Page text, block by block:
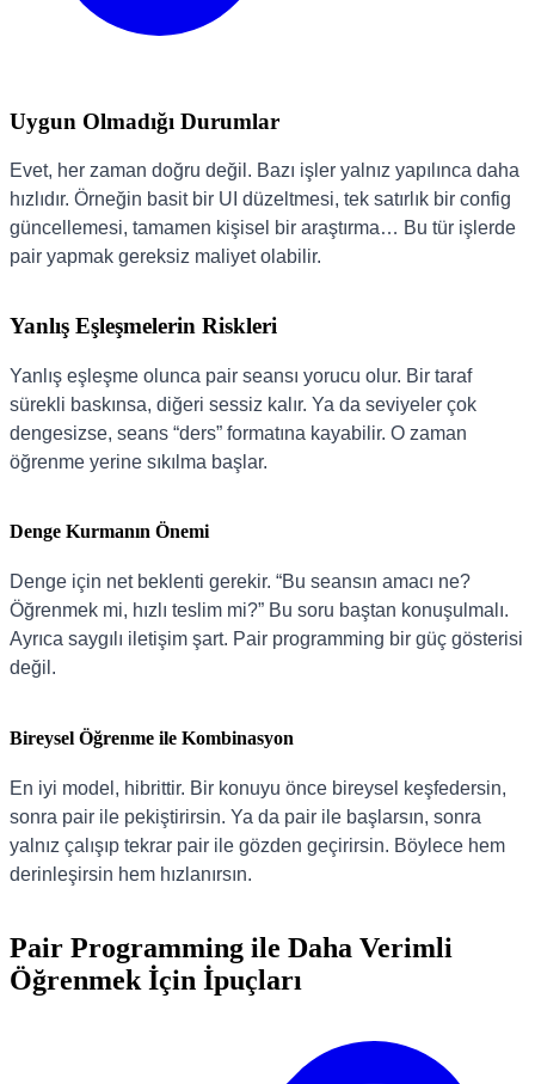
Uygun Olmadığı Durumlar
Evet, her zaman doğru değil. Bazı işler yalnız yapılınca daha
hızlıdır. Örneğin basit bir UI düzeltmesi, tek satırlık bir config
güncellemesi, tamamen kişisel bir araştırma… Bu tür işlerde
pair yapmak gereksiz maliyet olabilir.
Yanlış Eşleşmelerin Riskleri
Yanlış eşleşme olunca pair seansı yorucu olur. Bir taraf
sürekli baskınsa, diğeri sessiz kalır. Ya da seviyeler çok
dengesizse, seans “ders” formatına kayabilir. O zaman
öğrenme yerine sıkılma başlar.
Denge Kurmanın Önemi
Denge için net beklenti gerekir. “Bu seansın amacı ne?
Öğrenmek mi, hızlı teslim mi?” Bu soru baştan konuşulmalı.
Ayrıca saygılı iletişim şart. Pair programming bir güç gösterisi
değil.
Bireysel Öğrenme ile Kombinasyon
En iyi model, hibrittir. Bir konuyu önce bireysel keşfedersin,
sonra pair ile pekiştirirsin. Ya da pair ile başlarsın, sonra
yalnız çalışıp tekrar pair ile gözden geçirirsin. Böylece hem
derinleşirsin hem hızlanırsın.
Pair Programming ile Daha Verimli
Öğrenmek İçin İpuçları